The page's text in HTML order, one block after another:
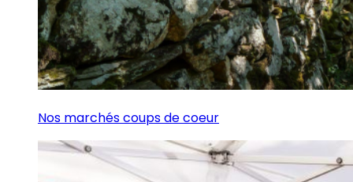
Nos marchés coups de coeur